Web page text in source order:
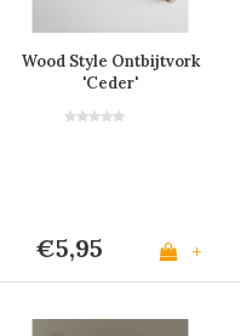
Wood Style Ontbijtvork
'Ceder'
€5,95 +